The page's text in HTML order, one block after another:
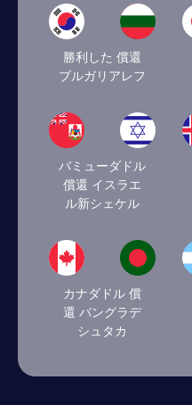
勝利した 償還
ブルガリアレフ
バミューダドル
償還 イスラエ
ル新シェケル
カナダドル 償
還 バングラデ
シュタカ